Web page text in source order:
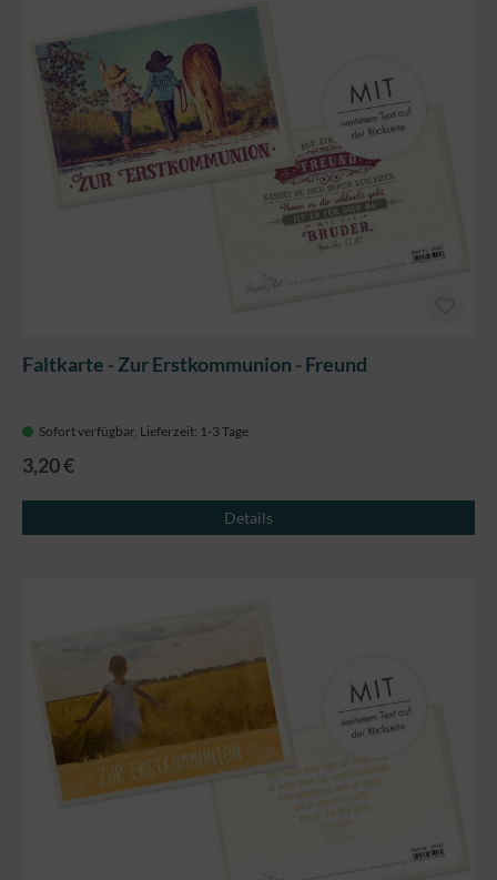
Faltkarte - Zur Erstkommunion - Freund
Sofort verfügbar, Lieferzeit: 1-3 Tage
3,20 €
Details